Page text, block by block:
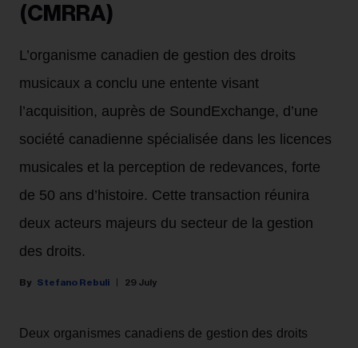
(CMRRA)
L’organisme canadien de gestion des droits
musicaux a conclu une entente visant
l’acquisition, auprès de SoundExchange, d’une
société canadienne spécialisée dans les licences
musicales et la perception de redevances, forte
de 50 ans d’histoire. Cette transaction réunira
deux acteurs majeurs du secteur de la gestion
des droits.
Stefano Rebuli 29 July
Deux organismes canadiens de gestion des droits